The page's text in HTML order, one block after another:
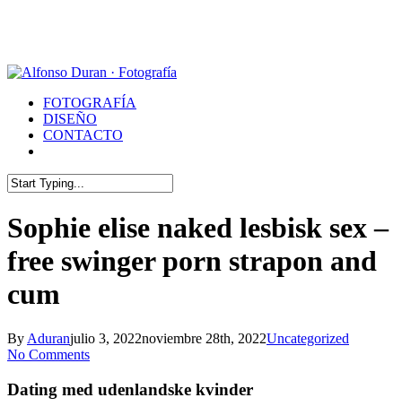
content
Menu
FOTOGRAFÍA
DISEÑO
CONTACTO
Search
Sophie elise naked lesbisk sex –
free swinger porn strapon and
cum
By Aduranjulio 3, 2022noviembre 28th, 2022Uncategorized
No Comments
Dating med udenlandske kvinder